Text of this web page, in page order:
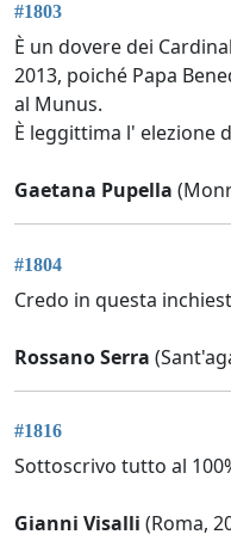
#1803
È un dovere dei
2013, poiché Papa
al Munus.
È leggittima l' elezione
Gaetana Pupella
#1804
Credo in questa
Rossano Serra
#1816
Sottoscrivo tutto al
Gianni Visalli (Roma,